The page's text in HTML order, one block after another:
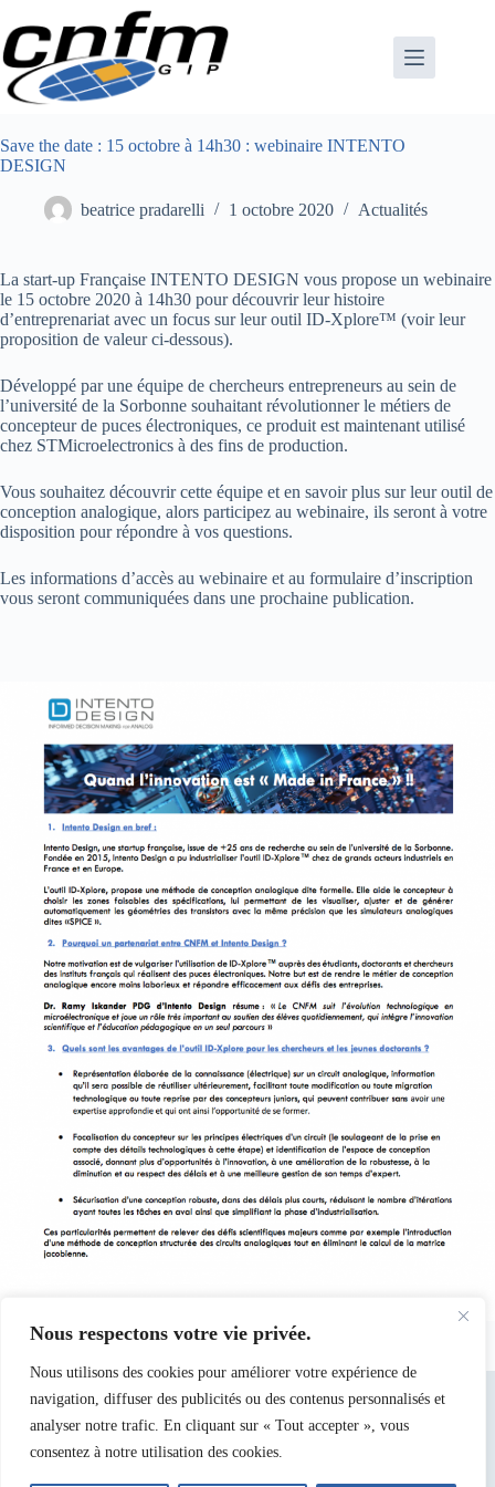
Nous respectons votre vie privée.
Nous utilisons des cookies pour améliorer votre expérience de
navigation, diffuser des publicités ou des contenus personnalisés et
analyser notre trafic. En cliquant sur « Tout accepter », vous
consentez à notre utilisation des cookies.
au
contenu
Save the date : 15 octobre à 14h30 : webinaire INTENTO
DESIGN
beatrice pradarelli 1 octobre 2020 Actualités
La start-up Française INTENTO DESIGN vous propose un webinaire
le 15 octobre 2020 à 14h30 pour découvrir leur histoire
d’entreprenariat avec un focus sur leur outil ID-Xplore™ (voir leur
proposition de valeur ci-dessous).
Développé par une équipe de chercheurs entrepreneurs au sein de
l’université de la Sorbonne souhaitant révolutionner le métiers de
concepteur de puces électroniques, ce produit est maintenant utilisé
chez STMicroelectronics à des fins de production.
Vous souhaitez découvrir cette équipe et en savoir plus sur leur outil de
conception analogique, alors participez au webinaire, ils seront à votre
disposition pour répondre à vos questions.
Les informations d’accès au webinaire et au formulaire d’inscription
vous seront communiquées dans une prochaine publication.